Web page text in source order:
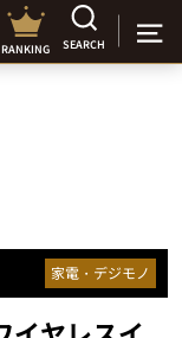
RANKING SEARCH
家電・デジモノ